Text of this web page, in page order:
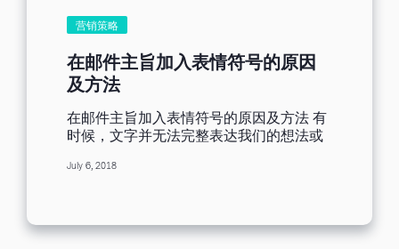
如：打折、首购优惠。您亦可善用磁吸诱
因策略，大方送出赠品。 若您的电子商场
专营特制服务或产品，您甚至可设计一个
把关机制。只有在客户自愿提供他们的电
邮之后，才能开启一扇无形的大门并看到
实际的内容。免费插件可协助您完成此操
作，您可将这些程序安插至您使用的电子
商务平台。 再分类（区隔）营销与各式各
样的营销类型 我们从目标客户营销(ABM)
营销策略
在邮件主旨加入表情符号的原因
及方法
在邮件主旨加入表情符号的原因及方法 有
时候，文字并无法完整表达我们的想法或
对应的词汇能表达我们的感受。 这时候，
一些生动及趣味。 截至 2018 年 6 月，万
July 6, 2018